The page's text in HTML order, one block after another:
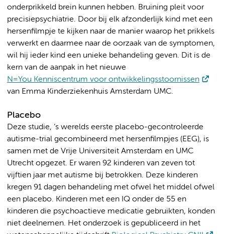
onderprikkeld brein kunnen hebben. Bruining pleit voor
precisiepsychiatrie. Door bij elk afzonderlijk kind met een
hersenfilmpje te kijken naar de manier waarop het prikkels
verwerkt en daarmee naar de oorzaak van de symptomen,
wil hij ieder kind een unieke behandeling geven. Dit is de
kern van de aanpak in het nieuwe
N=You Kenniscentrum voor ontwikkelingsstoornissen
van Emma Kinderziekenhuis Amsterdam UMC.
Placebo
Deze studie, ’s werelds eerste placebo-gecontroleerde
autisme-trial gecombineerd met hersenfilmpjes (EEG), is
samen met de Vrije Universiteit Amsterdam en UMC
Utrecht opgezet. Er waren 92 kinderen van zeven tot
vijftien jaar met autisme bij betrokken. Deze kinderen
kregen 91 dagen behandeling met ofwel het middel ofwel
een placebo. Kinderen met een IQ onder de 55 en
kinderen die psychoactieve medicatie gebruikten, konden
niet deelnemen. Het onderzoek is gepubliceerd in het